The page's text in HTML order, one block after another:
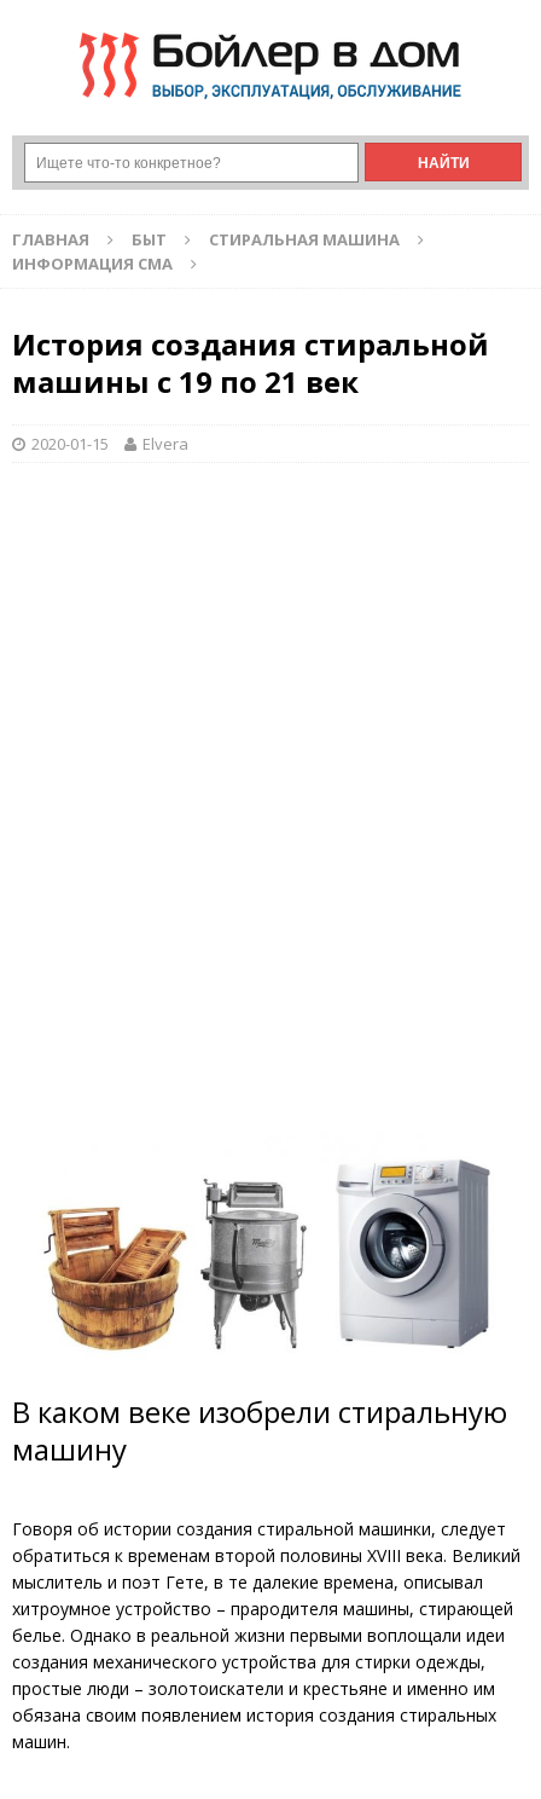
ГЛАВНАЯ БЫТ
СТИРАЛЬНАЯ МАШИНА
ИНФОРМАЦИЯ СМА
История создания стиральной
машины с 19 по 21 век
2020-01-15 Elvera
В каком веке изобрели стиральную
машину
Говоря об истории создания стиральной машинки, следует
обратиться к временам второй половины XVIII века. Великий
мыслитель и поэт Гете, в те далекие времена, описывал
хитроумное устройство – прародителя машины, стирающей
белье. Однако в реальной жизни первыми воплощали идеи
создания механического устройства для стирки одежды,
простые люди – золотоискатели и крестьяне и именно им
обязана своим появлением история создания стиральных
машин.